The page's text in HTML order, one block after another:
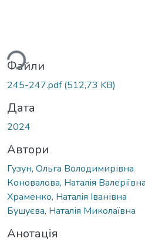
Файли
245-247.pdf(512,73 KB)
Дата
2024
Автори
Гузун, Ольга Володимирівна
Коновалова, Наталія Валеріївна
Храменко, Наталія Іванівна
Бушуєва, Наталія Миколаївна
Анотація